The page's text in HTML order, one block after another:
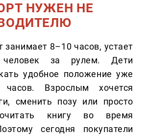
НУЖЕН НЕ
занимает 8–10 часов, устает
за рулем. Дети
удобное положение уже
Взрослым хочется
сменить позу или просто
книгу во время
сегодня покупатели